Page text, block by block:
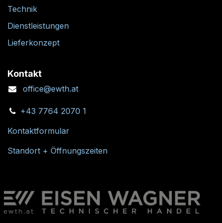
Technik
Dienstleistungen
Lieferkonzept
Kontakt
office@ewth.at
+43 7764 2070 1
Kontaktformular
Standort + Öffnungszeiten